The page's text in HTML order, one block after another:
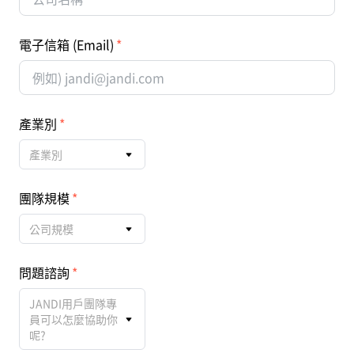
電子信箱 (Email)
產業別
產業別
團隊規模
公司規模
問題諮詢
JANDI用戶團隊專
員可以怎麼協助你
呢?